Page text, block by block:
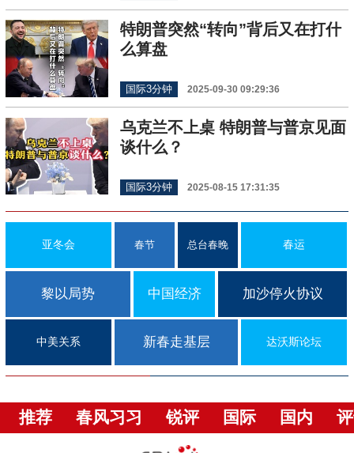
特朗普突然“转向”背后又在打什
么算盘
国际3分钟 2025-09-30 09:29:36
乌克兰不上桌 特朗普与普京见面
谈什么？
国际3分钟 2025-08-15 17:31:35
亚冬会 春节 总台春晚 春运
黎以局势 中国经济 加沙停火协议
中美关系 新春走基层 达沃斯论坛
推荐 春风习习 锐评 国际 国内